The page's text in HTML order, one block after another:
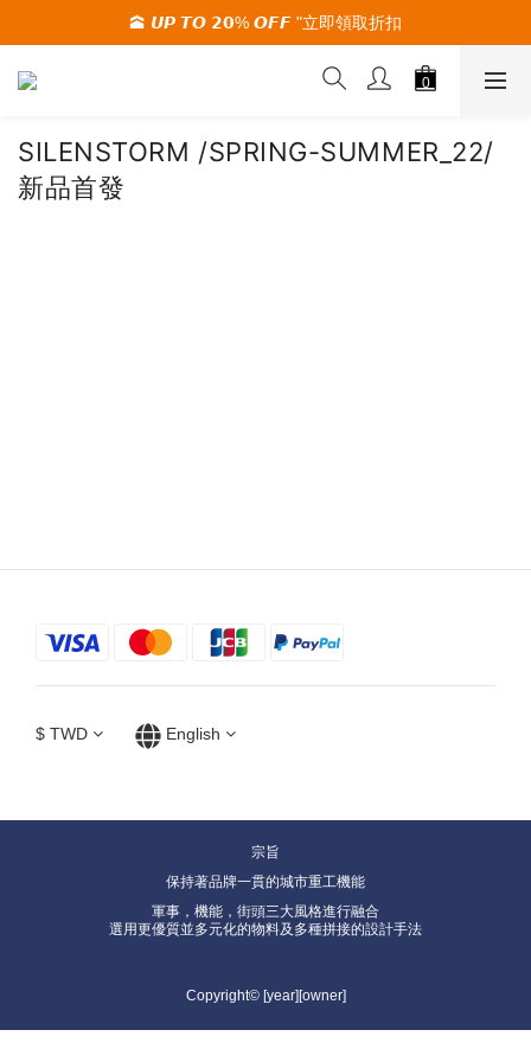
🚚夏季活動期間 滿2000限時免運🚚
🕋 𝙐𝙋 𝙏𝙊 𝟮𝟬% 𝙊𝙁𝙁 "立即領取折扣
🚚夏季活動期間 滿2000限時免運🚚
SILENSTORM /SPRING-SUMMER_22/
新品首發
$ TWD English
宗旨
保持著品牌一貫的城市重工機能
軍事，機能，街頭三大風格進行融合
選用更優質並多元化的物料及多種拼接的設計手法
Copyright© [year][owner]